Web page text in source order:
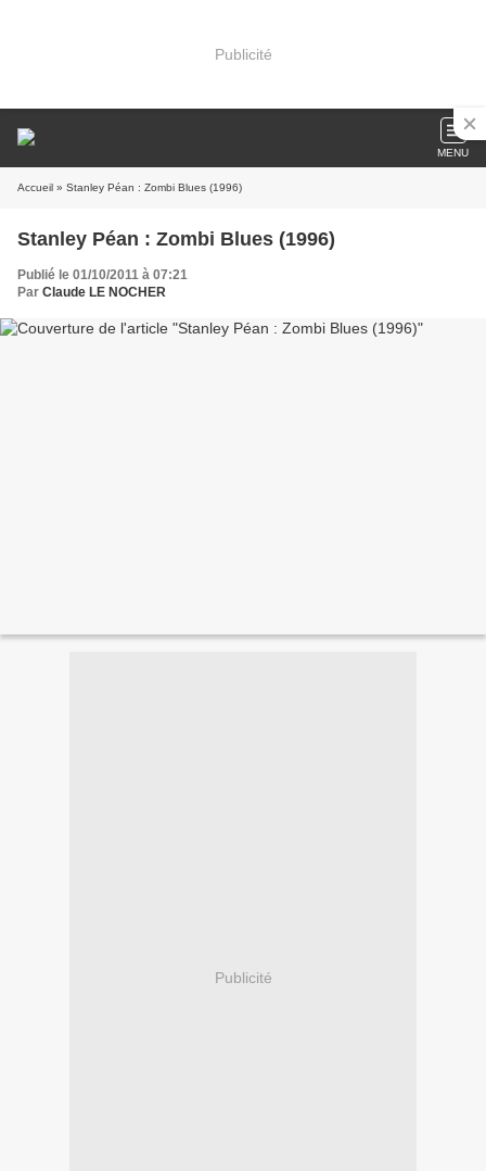
Publicité
MENU
Accueil » Stanley Péan : Zombi Blues (1996)
Stanley Péan : Zombi Blues (1996)
Publié le 01/10/2011 à 07:21
Par Claude LE NOCHER
Publicité